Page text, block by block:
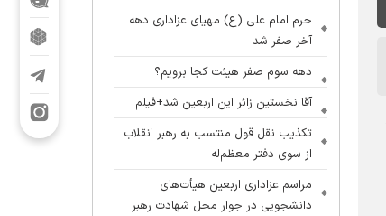
حرم امام علی (ع) مهیای عزاداری دهه
آخر صفر شد
دهه سوم صفر هیئت کجا برویم؟
آقا نخستین زائر این اربعین شد+فیلم
تکذیب نقل قول منتسب به رهبر انقلاب
از سوی دفتر معظم‌له
مراسم عزاداری اربعین هیأت‌های
دانشجویی در جوار محل شهادت رهبر